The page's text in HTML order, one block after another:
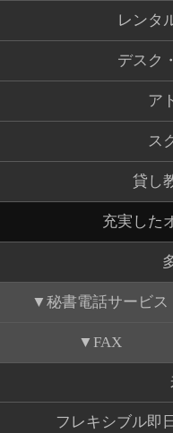
レンタ
デスク
ア
ス
貸し
充実した
秘書電話サービス
FAX
フレキシブル即